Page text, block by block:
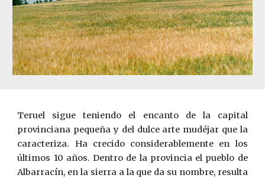
Teruel sigue teniendo el encanto de la capital
provinciana pequeña y del dulce arte mudéjar que la
caracteriza. Ha crecido considerablemente en los
últimos 10 años. Dentro de la provincia el pueblo de
Albarracín, en la sierra a la que da su nombre, resulta